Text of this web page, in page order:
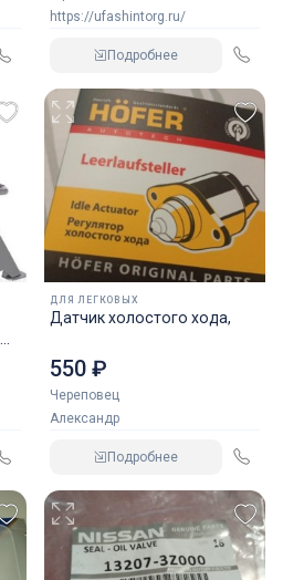
https://ufashintorg.ru/
Подробнее
ДЛЯ ЛЕГКОВЫХ
Датчик холостого хода,
550 ₽
Череповец
Александр
Подробнее